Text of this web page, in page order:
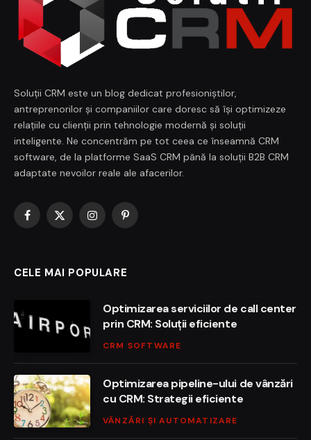
Soluții CRM este un blog dedicat profesioniștilor,
antreprenorilor și companiilor care doresc să își optimizeze
relațiile cu clienții prin tehnologie modernă și soluții
inteligente. Ne concentrăm pe tot ceea ce înseamnă CRM
software, de la platforme SaaS CRM până la soluții B2B CRM
adaptate nevoilor reale ale afacerilor.
Facebook
X
InstagramPinterest
CELE MAI POPULARE
Optimizarea serviciilor de call center
prin CRM: Soluții eficiente
CRM SOFTWARE
Optimizarea pipeline-ului de vânzări
cu CRM: Strategii eficiente
VÂNZĂRI ȘI AUTOMATIZARE